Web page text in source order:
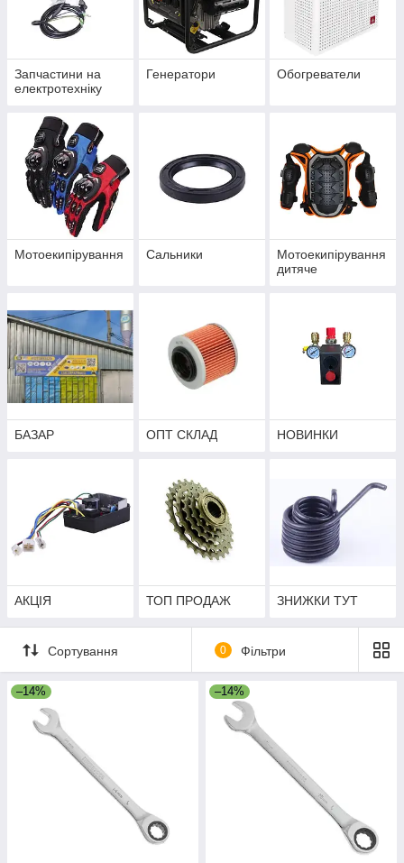
Запчастини на
електротехніку
Генератори Обогреватели
Мотоекипірування Сальники
Мотоекипірування
дитяче
БАЗАР ОПТ СКЛАД НОВИНКИ
АКЦІЯ ТОП ПРОДАЖ ЗНИЖКИ ТУТ
Сортування 0 Фільтри
–14% –14%